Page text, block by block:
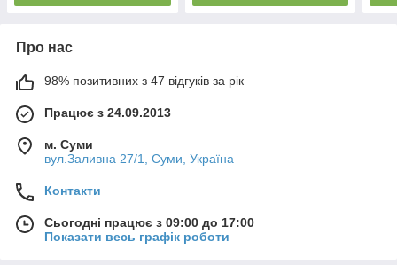
Про нас
98% позитивних з 47 відгуків за рік
Працює з 24.09.2013
м. Суми
вул.Заливна 27/1, Суми, Україна
Контакти
Сьогодні працює з 09:00 до 17:00
Показати весь графік роботи